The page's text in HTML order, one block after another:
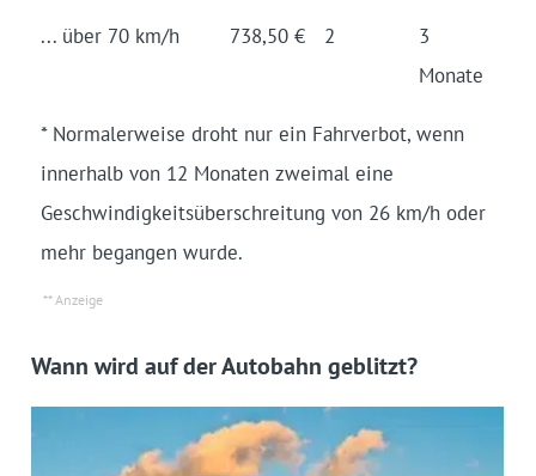
... über 70 km/h 738,50 € 2
3
Monate
* Normalerweise droht nur ein Fahrverbot, wenn
innerhalb von 12 Monaten zweimal eine
Geschwindigkeitsüberschreitung von 26 km/h oder
mehr begangen wurde.
Wann wird auf der Autobahn geblitzt?